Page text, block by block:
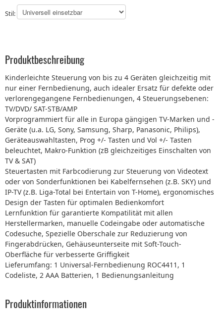
Stil:
Produktbeschreibung
Kinderleichte Steuerung von bis zu 4 Geräten gleichzeitig mit
nur einer Fernbedienung, auch idealer Ersatz für defekte oder
verlorengegangene Fernbedienungen, 4 Steuerungsebenen:
TV/DVD/ SAT-STB/AMP
Vorprogrammiert für alle in Europa gängigen TV-Marken und -
Geräte (u.a. LG, Sony, Samsung, Sharp, Panasonic, Philips),
Geräteauswahltasten, Prog +/- Tasten und Vol +/- Tasten
beleuchtet, Makro-Funktion (zB gleichzeitiges Einschalten von
TV & SAT)
Steuertasten mit Farbcodierung zur Steuerung von Videotext
oder von Sonderfunktionen bei Kabelfernsehen (z.B. SKY) und
IP-TV (z.B. Liga-Total bei Entertain von T-Home), ergonomisches
Design der Tasten für optimalen Bedienkomfort
Lernfunktion für garantierte Kompatilität mit allen
Herstellermarken, manuelle Codeingabe oder automatische
Codesuche, Spezielle Oberschale zur Reduzierung von
Fingerabdrücken, Gehäuseunterseite mit Soft-Touch-
Oberfläche für verbesserte Griffigkeit
Lieferumfang: 1 Universal-Fernbedienung ROC4411, 1
Codeliste, 2 AAA Batterien, 1 Bedienungsanleitung
Produktinformationen